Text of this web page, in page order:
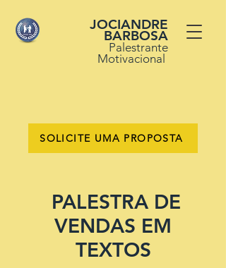
JOCIANDRE
BARBOSA
Palestrante
Motivacional
SOLICITE UMA PROPOSTA
PALESTRA DE
VENDAS EM
TEXTOS